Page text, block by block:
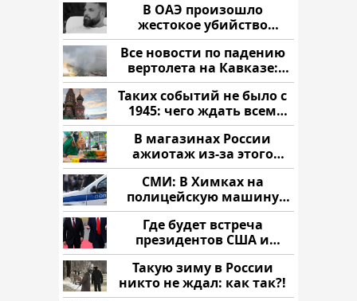
В ОАЭ произошло
жестокое убийство
криптомиллионера
Все новости по падению
вертолета на Кавказе:
читать здесь
Таких событий не было с
1945: чего ждать всем
нам?
В магазинах России
ажиотаж из-за этого
продукта: что купить?
СМИ: В Химках на
полицейскую машину
напали и подожгли.
Где будет встреча
президентов США и
России: Европа?
Такую зиму в России
никто не ждал: как так?!